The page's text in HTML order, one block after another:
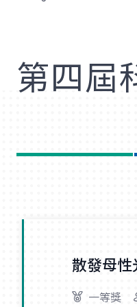
第四屆
散發母性
一等獎